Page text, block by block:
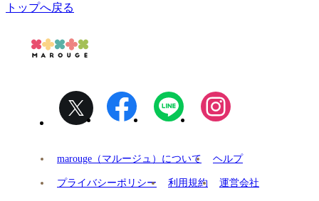
トップへ戻る
marouge（マルージュ）について ヘルプ
プライバシーポリシー 利用規約 運営会社